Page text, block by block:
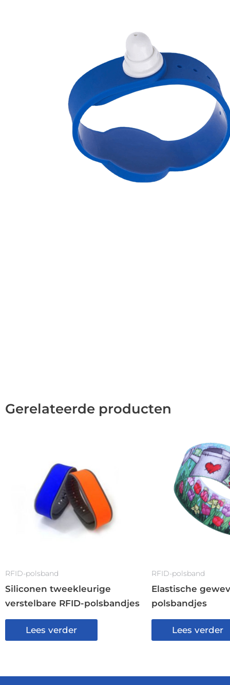
Gerelateerde producten
RFID-polsband
Siliconen tweekleurige
verstelbare RFID-polsbandjes
Lees verder
RFID-polsband
Elastische
polsbandjes
Lees verder